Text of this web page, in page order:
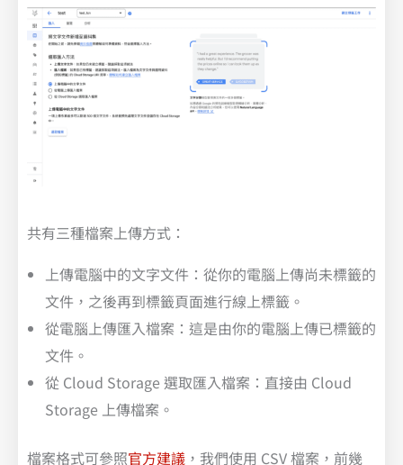
共有三種檔案上傳方式：
上傳電腦中的文字文件：從你的電腦上傳尚未標籤的
文件，之後再到標籤頁面進行線上標籤。
從電腦上傳匯入檔案：這是由你的電腦上傳已標籤的
文件。
從 Cloud Storage 選取匯入檔案：直接由 Cloud
Storage 上傳檔案。
檔案格式可參照官方建議 ，我們使用 CSV 檔案，前幾